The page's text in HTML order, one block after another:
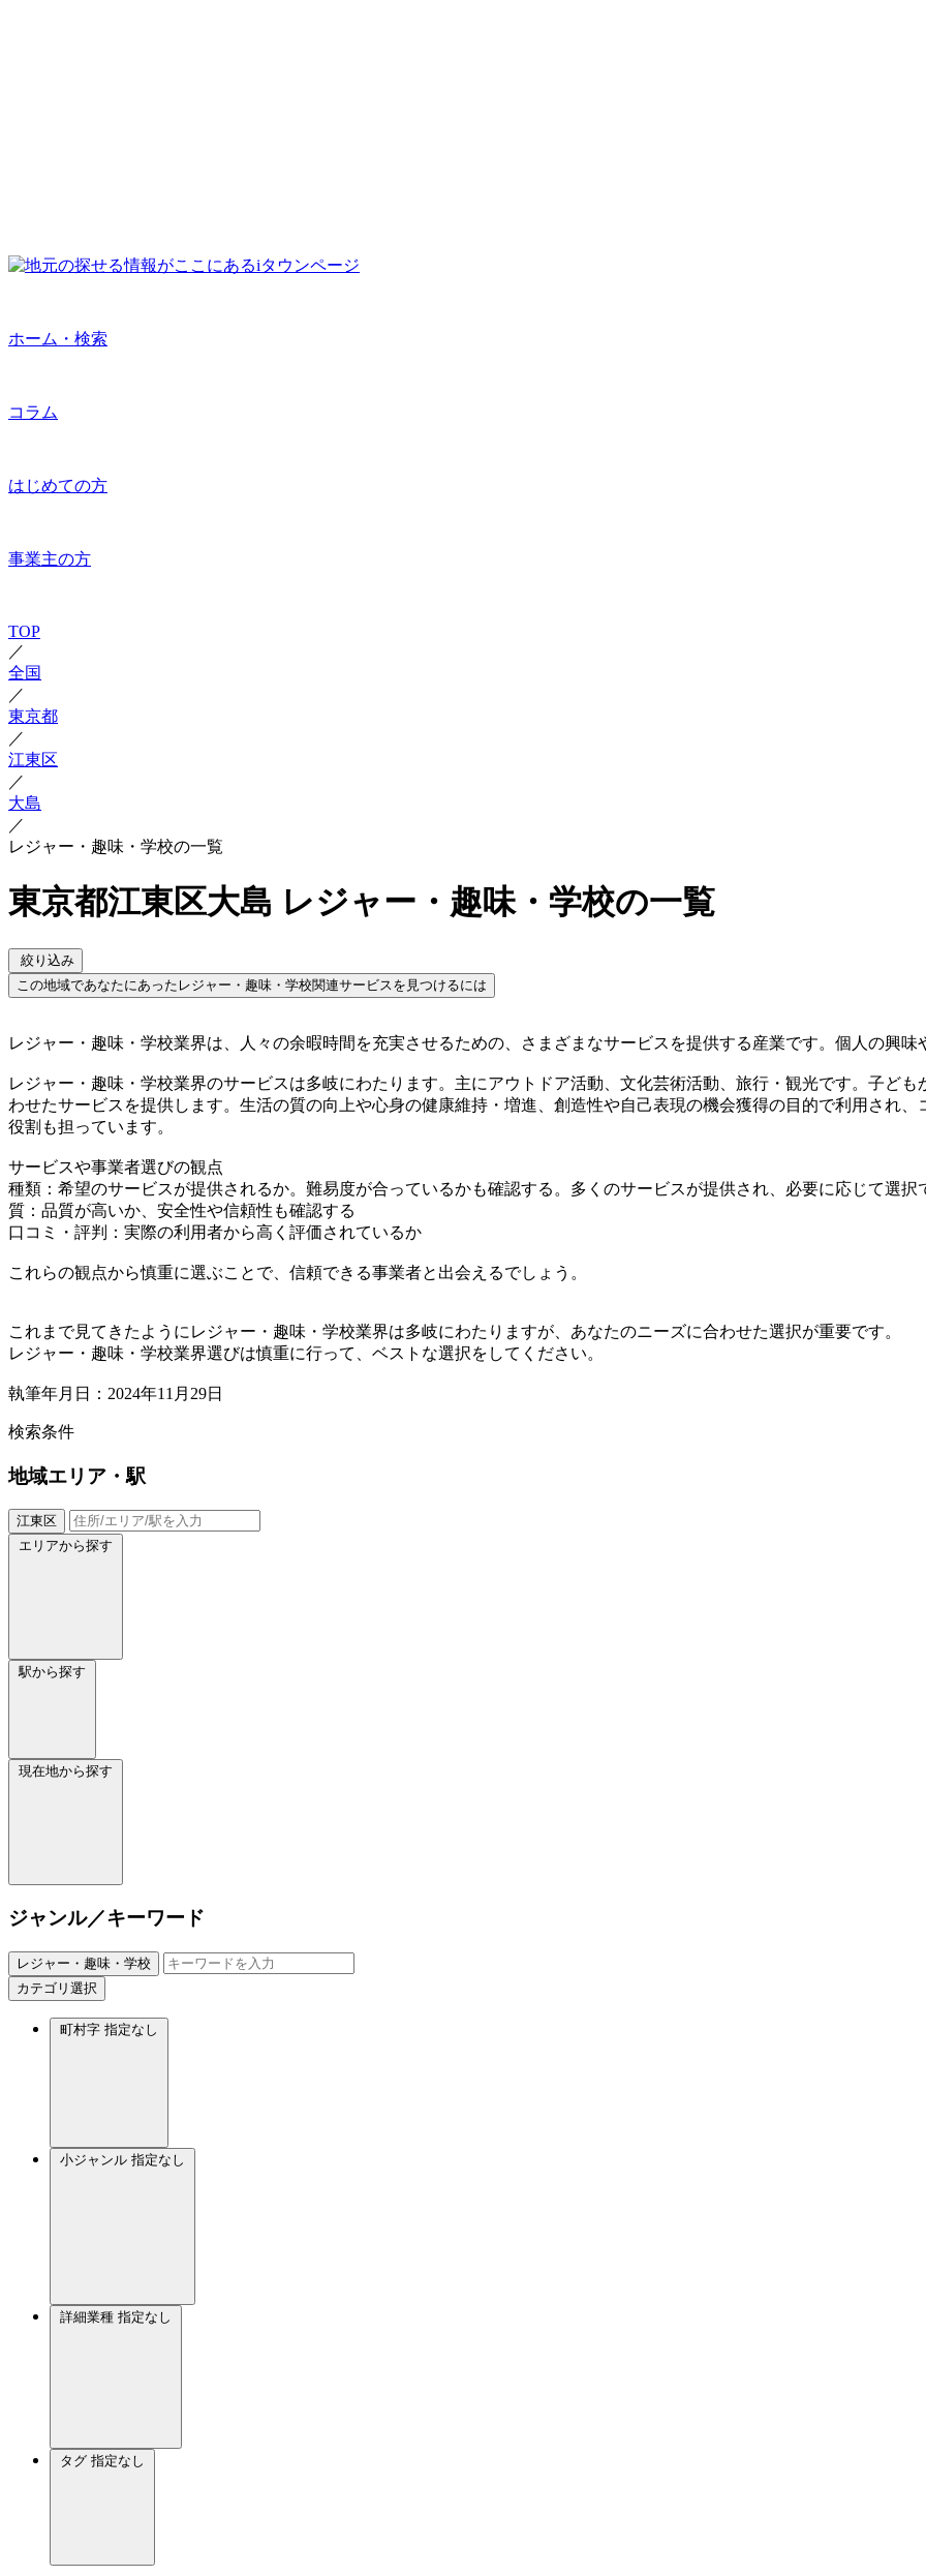
ホーム・検索
コラム
はじめての方
事業主の方
TOP
／
全国
／
東京都
／
江東区
／
大島
／
レジャー・趣味・学校の一覧
東京都江東区大島 レジャー・趣味・学校の一覧
絞り込み
この地域であなたにあったレジャー・趣味・学校関連サービスを見つけるには
レジャー・趣味・学校業界は、人々の余暇時間を充実させるための、さまざまなサービスを提供する産業です。個人の興
レジャー・趣味・学校業界のサービスは多岐にわたります。主にアウトドア活動、文化芸術活動、旅行・観光です。子ど
わせたサービスを提供します。生活の質の向上や心身の健康維持・増進、創造性や自己表現の機会獲得の目的で利用され
役割も担っています。
サービスや事業者選びの観点
種類：希望のサービスが提供されるか。難易度が合っているかも確認する。多くのサービスが提供され、必要に応じて選択
質：品質が高いか、安全性や信頼性も確認する
口コミ・評判：実際の利用者から高く評価されているか
これらの観点から慎重に選ぶことで、信頼できる事業者と出会えるでしょう。
これまで見てきたようにレジャー・趣味・学校業界は多岐にわたりますが、あなたのニーズに合わせた選択が重要です。
レジャー・趣味・学校業界選びは慎重に行って、ベストな選択をしてください。
執筆年月日：2024年11月29日
検索条件
地域エリア・駅
江東区
エリアから探す
駅から探す
現在地から探す
ジャンル／キーワード
レジャー・趣味・学校
カテゴリ選択
町村字 指定なし
小ジャンル 指定なし
詳細業種 指定なし
タグ 指定なし